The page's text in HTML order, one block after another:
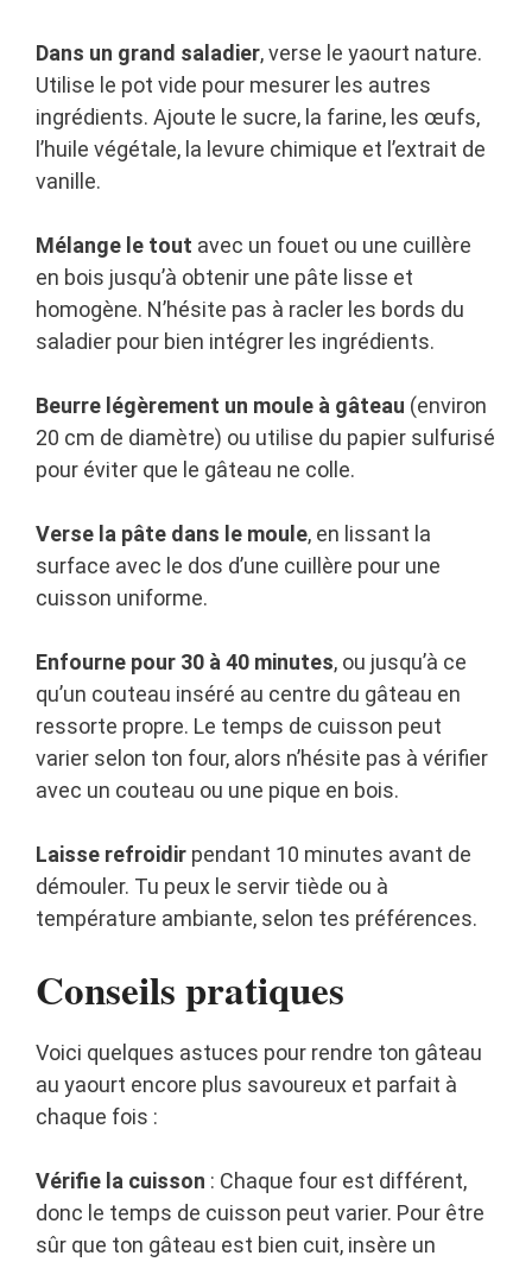
Dans un grand saladier, verse le yaourt nature.
Utilise le pot vide pour mesurer les autres
ingrédients. Ajoute le sucre, la farine, les œufs,
l’huile végétale, la levure chimique et l’extrait de
vanille.
Mélange le tout avec un fouet ou une cuillère
en bois jusqu’à obtenir une pâte lisse et
homogène. N’hésite pas à racler les bords du
saladier pour bien intégrer les ingrédients.
Beurre légèrement un moule à gâteau (environ
20 cm de diamètre) ou utilise du papier sulfurisé
pour éviter que le gâteau ne colle.
Verse la pâte dans le moule, en lissant la
surface avec le dos d’une cuillère pour une
cuisson uniforme.
Enfourne pour 30 à 40 minutes, ou jusqu’à ce
qu’un couteau inséré au centre du gâteau en
ressorte propre. Le temps de cuisson peut
varier selon ton four, alors n’hésite pas à vérifier
avec un couteau ou une pique en bois.
Laisse refroidir pendant 10 minutes avant de
démouler. Tu peux le servir tiède ou à
température ambiante, selon tes préférences.
Conseils pratiques
Voici quelques astuces pour rendre ton gâteau
au yaourt encore plus savoureux et parfait à
chaque fois :
Vérifie la cuisson : Chaque four est différent,
donc le temps de cuisson peut varier. Pour être
sûr que ton gâteau est bien cuit, insère un